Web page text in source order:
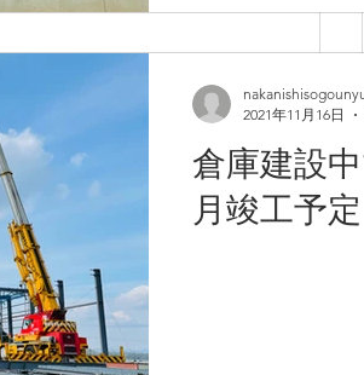
倉庫建設
月竣工予定
2021年11月16日